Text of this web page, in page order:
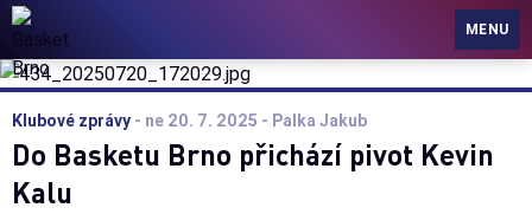
Basket Brno
MENU
Klubové zprávy - ne 20. 7. 2025 - Palka Jakub
Do Basketu Brno přichází pivot Kevin
Kalu